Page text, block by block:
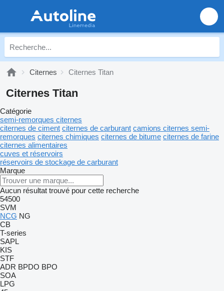
Citernes Citernes Titan
Citernes Titan
Catégorie
semi-remorques citernes
citernes de ciment citernes de carburant camions citernes semi-
remorques citernes chimiques citernes de bitume citernes de farine
citernes alimentaires
cuves et réservoirs
réservoirs de stockage de carburant
Marque
Aucun résultat trouvé pour cette recherche
54500
SVM
NCG NG
CB
T-series
SAPL
KIS
STF
ADR BPDO BPO
SOA
LPG